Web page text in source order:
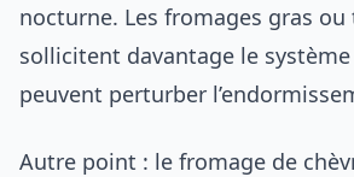
nocturne. Les fromages gras ou
sollicitent davantage le
peuvent perturber
Autre point : le fromage de